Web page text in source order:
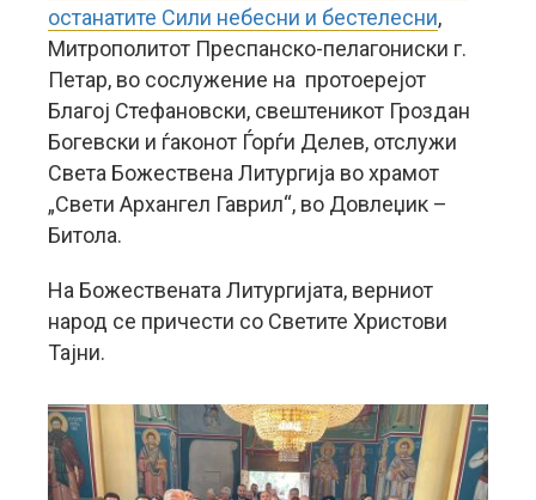
останатите Сили небесни и бестелесни,
Митрополитот Преспанско-пелагониски г.
Петар, во сослужение на протоерејот
Благој Стефановски, свештеникот Гроздан
Богевски и ѓаконот Ѓорѓи Делев, отслужи
Света Божествена Литургија во храмот
„Свети Архангел Гаврил“, во Довлеџик –
Битола.
На Божествената Литургијата, верниот
народ се причести со Светите Христови
Тајни.